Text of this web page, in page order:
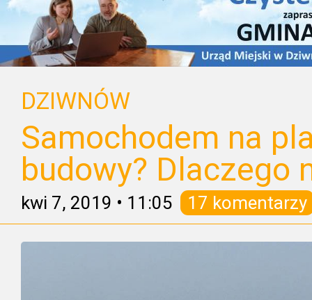
DZIWNÓW
Samochodem na
budowy? Dlaczego
kwi 7, 2019 • 11:05 17 komentarzy